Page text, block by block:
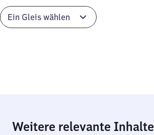
Weitere relevante Inhalte